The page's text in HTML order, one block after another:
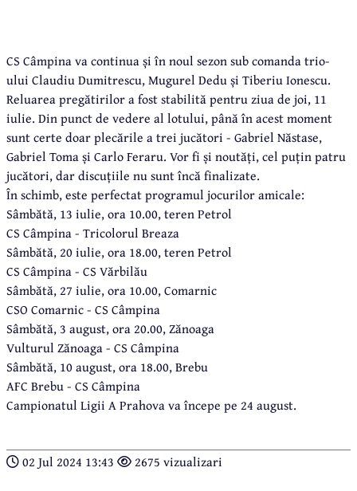
CS Câmpina va continua și în noul sezon sub comanda trio-
ului Claudiu Dumitrescu, Mugurel Dedu și Tiberiu Ionescu.
Reluarea pregătirilor a fost stabilită pentru ziua de joi, 11
iulie. Din punct de vedere al lotului, până în acest moment
sunt certe doar plecările a trei jucători - Gabriel Năstase,
Gabriel Toma și Carlo Feraru. Vor fi și noutăți, cel puțin patru
jucători, dar discuțiile nu sunt încă finalizate.
În schimb, este perfectat programul jocurilor amicale:
Sâmbătă, 13 iulie, ora 10.00, teren Petrol
CS Câmpina - Tricolorul Breaza
Sâmbătă, 20 iulie, ora 18.00, teren Petrol
CS Câmpina - CS Vărbilău
Sâmbătă, 27 iulie, ora 10.00, Comarnic
CSO Comarnic - CS Câmpina
Sâmbătă, 3 august, ora 20.00, Zănoaga
Vulturul Zănoaga - CS Câmpina
Sâmbătă, 10 august, ora 18.00, Brebu
AFC Brebu - CS Câmpina
Campionatul Ligii A Prahova va începe pe 24 august.
02 Jul 2024 13:43 2675 vizualizari